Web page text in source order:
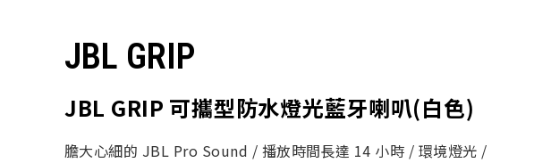
JBL GRIP
JBL GRIP 可攜型防水燈光藍牙喇叭(白色)
膽大心細的 JBL Pro Sound / 播放時間長達 14 小時 / 環境燈光 /